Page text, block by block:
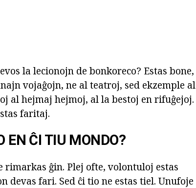
la lecionojn de bonkoreco? Estas bone,
vojaĝojn, ne al teatroj, sed ekzemple al
al hejmaj hejmoj, al la bestoj en rifuĝejoj.
faritaj.
EN ĈI TIU MONDO?
ĝin. Plej ofte, volontuloj estas
fari. Sed ĉi tio ne estas tiel. Unufoje